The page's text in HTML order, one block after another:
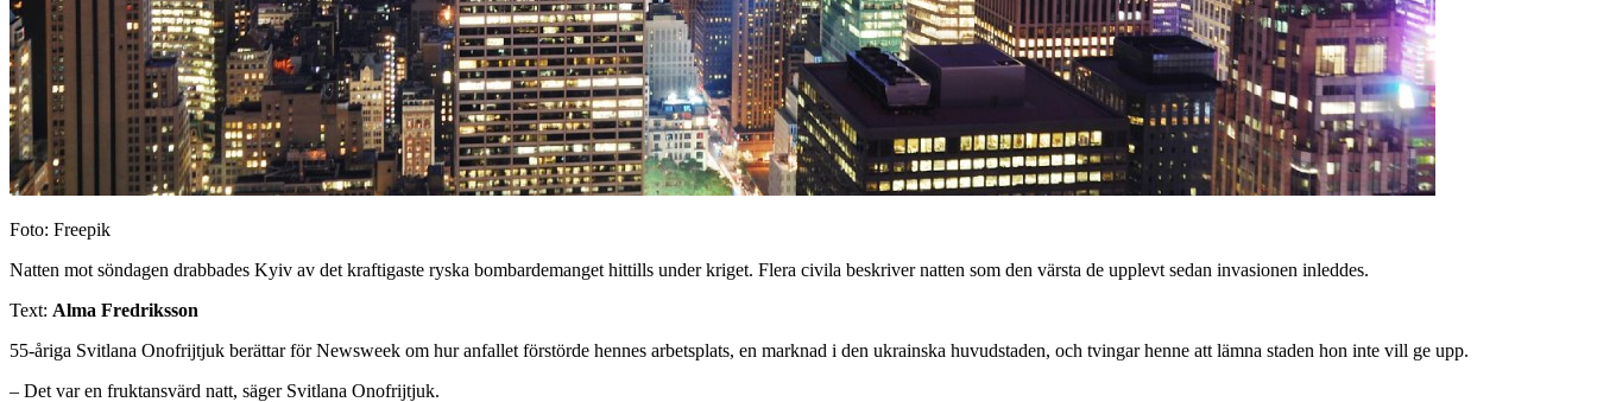
Foto: Freepik
Natten mot söndagen drabbades Kyiv av det kraftigaste ryska bombardemanget hittills under kriget. Flera civila beskriver natten som den värsta de upplevt sedan invasionen inleddes.
Text: Alma Fredriksson
55-åriga Svitlana Onofrijtjuk berättar för Newsweek om hur anfallet förstörde hennes arbetsplats, en marknad i den ukrainska huvudstaden, och tvingar henne att lämna staden hon inte vill ge upp.
– Det var en fruktansvärd natt, säger Svitlana Onofrijtjuk.